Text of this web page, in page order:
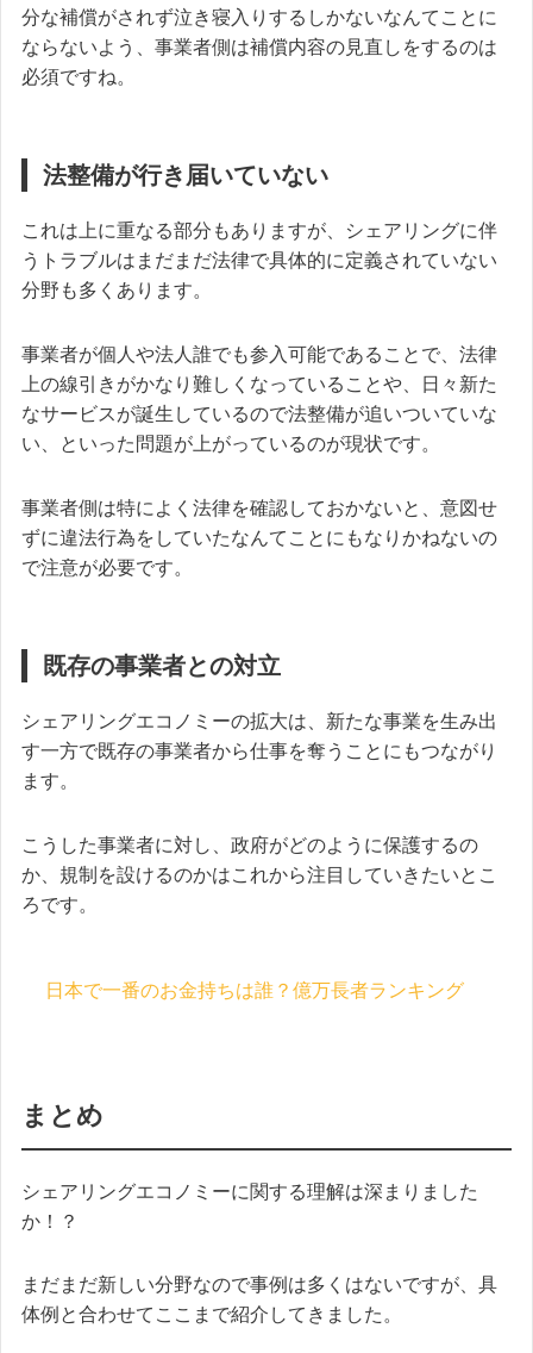
分な補償がされず泣き寝入りするしかないなんてことに
ならないよう、事業者側は補償内容の見直しをするのは
必須ですね。
法整備が行き届いていない
これは上に重なる部分もありますが、シェアリングに伴
うトラブルはまだまだ法律で具体的に定義されていない
分野も多くあります。
事業者が個人や法人誰でも参入可能であることで、法律
上の線引きがかなり難しくなっていることや、日々新た
なサービスが誕生しているので法整備が追いついていな
い、といった問題が上がっているのが現状です。
事業者側は特によく法律を確認しておかないと、意図せ
ずに違法行為をしていたなんてことにもなりかねないの
で注意が必要です。
既存の事業者との対立
シェアリングエコノミーの拡大は、新たな事業を生み出
す一方で既存の事業者から仕事を奪うことにもつながり
ます。
こうした事業者に対し、政府がどのように保護するの
か、規制を設けるのかはこれから注目していきたいとこ
ろです。
日本で一番のお金持ちは誰？億万長者ランキング
まとめ
シェアリングエコノミーに関する理解は深まりました
か！？
まだまだ新しい分野なので事例は多くはないですが、具
体例と合わせてここまで紹介してきました。